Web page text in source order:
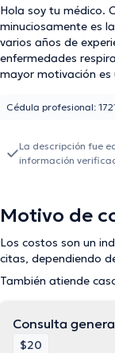
Hola soy tu médico.
minuciosamente es
varios años de
enfermedades
mayor motivación es
enfermedad tiene.
Cédula profesional:
La descripción fue
información
Motivo de
Los costos son un
citas, dependiendo
También atiende
Consulta
$20